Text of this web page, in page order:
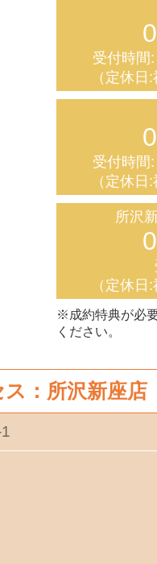
受付時間
（定休
受付時間
（定休
所沢
（定休
※成約特典が必
ください。
ス：所沢新座店